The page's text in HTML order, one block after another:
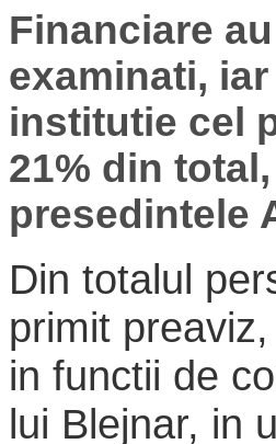
Financiare
examinati,
institutie cel
21% din
presedintele
Din totalul
primit
in functii de
lui Blejnar, in